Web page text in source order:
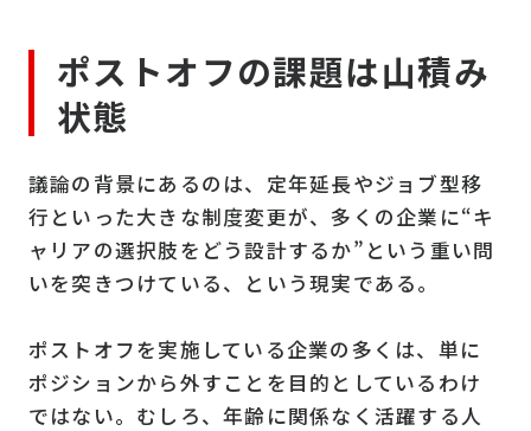
ポストオフの課題は山積み
状態
議論の背景にあるのは、定年延長やジョブ型移
行といった大きな制度変更が、多くの企業に“キ
ャリアの選択肢をどう設計するか”という重い問
いを突きつけている、という現実である。
ポストオフを実施している企業の多くは、単に
ポジションから外すことを目的としているわけ
ではない。むしろ、年齢に関係なく活躍する人